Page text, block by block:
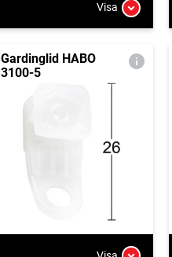
Visa
Gardinglid HABO
3100-5